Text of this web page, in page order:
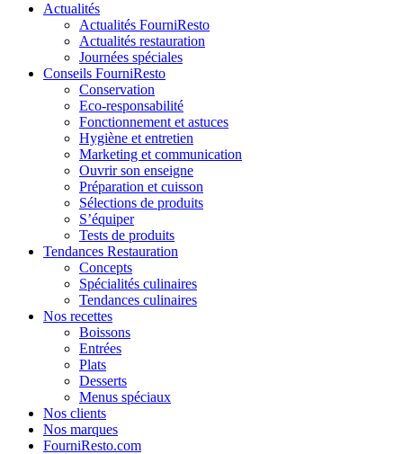
Actualités
Actualités FourniResto
Actualités restauration
Journées spéciales
Conseils FourniResto
Conservation
Eco-responsabilité
Fonctionnement et astuces
Hygiène et entretien
Marketing et communication
Ouvrir son enseigne
Préparation et cuisson
Sélections de produits
S’équiper
Tests de produits
Tendances Restauration
Concepts
Spécialités culinaires
Tendances culinaires
Nos recettes
Boissons
Entrées
Plats
Desserts
Menus spéciaux
Nos clients
Nos marques
FourniResto.com